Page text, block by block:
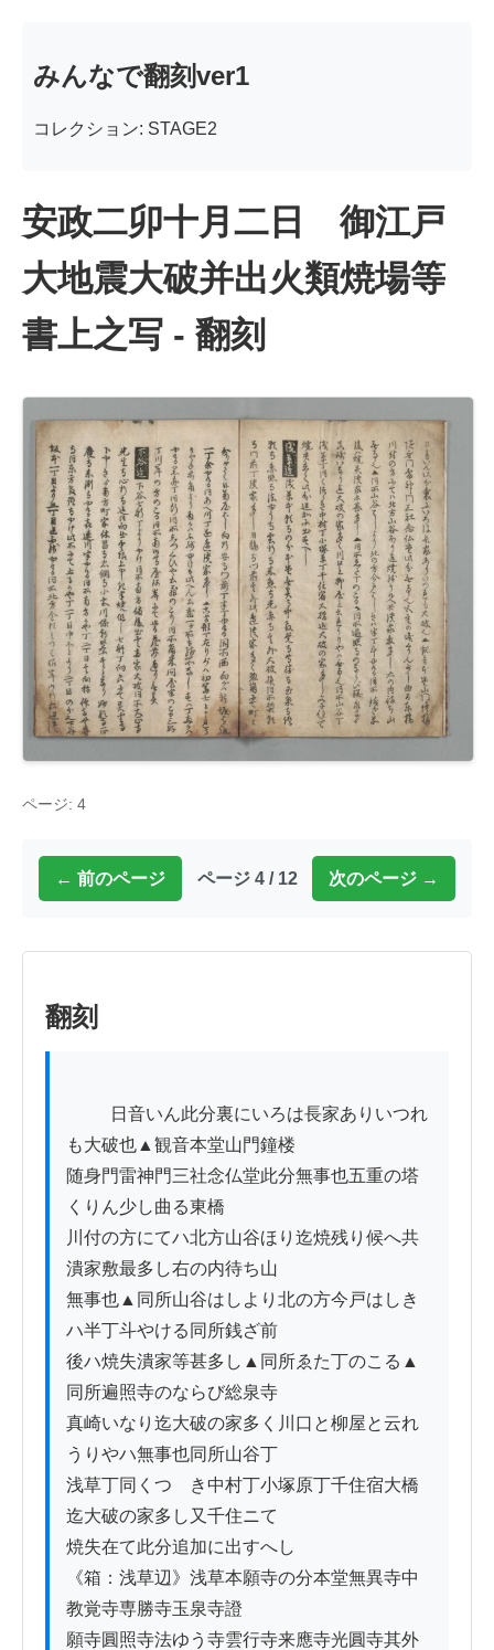
みんなで翻刻ver1
コレクション: STAGE2
安政二卯十月二日 御江戸
大地震大破并出火類焼場等
書上之写 - 翻刻
ページ: 4
← 前のページ ページ 4 / 12 次のページ →
翻刻
も大破也▲観音本堂山門鐘楼
随身門雷神門三社念仏堂此分無事也五重の塔
くりん少し曲る東橋
川付の方にてハ北方山谷ほり迄焼残り候へ共
潰家敷最多し右の内待ち山
無事也▲同所山谷はしより北の方今戸はしき
ハ半丁斗やける同所銭ざ前
後ハ焼失潰家等甚多し▲同所ゑた丁のこる▲
同所遍照寺のならび総泉寺ゟ
真崎いなり迄大破の家多く川口と柳屋と云れ
うりやハ無事也同所山谷丁
浅草丁同くつゝき中村丁小塚原丁千住宿大橋
迄大破の家多し又千住ニて
焼失在て此分追加に出すへし
《箱：浅草辺》浅草本願寺の分本堂無異寺中
教覚寺専勝寺玉泉寺證
願寺圓照寺法ゆう寺雲行寺来應寺光圓寺其外